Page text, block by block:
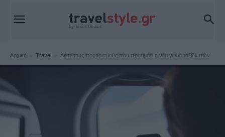
Αρχική Travel Δείτε τους προορισμούς που προτιμάει η νέα γενιά ταξιδιωτών